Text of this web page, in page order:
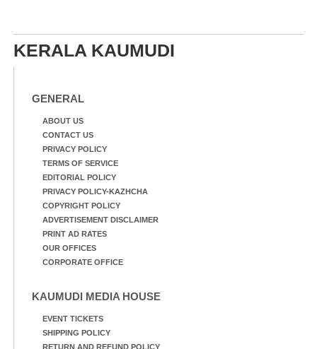
KERALA KAUMUDI
GENERAL
ABOUT US
CONTACT US
PRIVACY POLICY
TERMS OF SERVICE
EDITORIAL POLICY
PRIVACY POLICY-KAZHCHA
COPYRIGHT POLICY
ADVERTISEMENT DISCLAIMER
PRINT AD RATES
OUR OFFICES
CORPORATE OFFICE
KAUMUDI MEDIA HOUSE
EVENT TICKETS
SHIPPING POLICY
RETURN AND REFUND POLICY